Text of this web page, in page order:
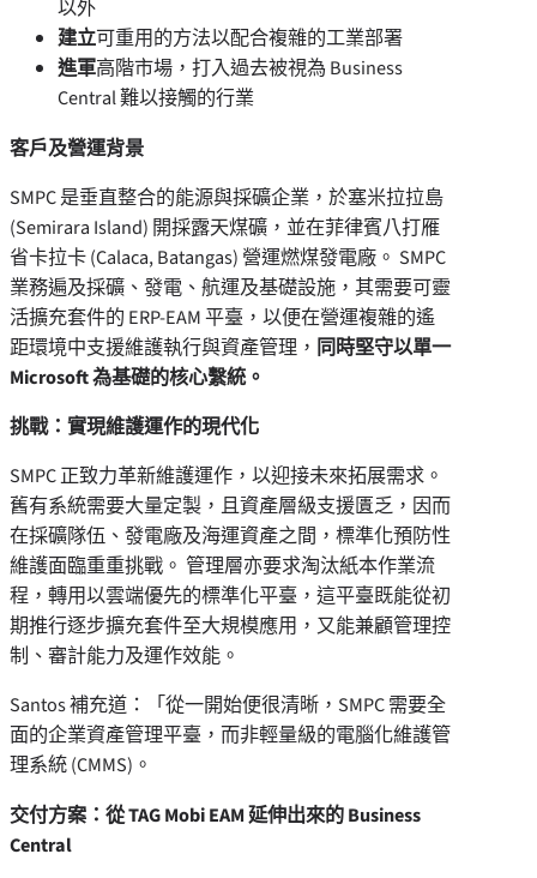
以外
建立可重用的方法以配合複雜的工業部署
進軍高階市場，打入過去被視為 Business
Central 難以接觸的行業
客戶及營運背景
SMPC 是垂直整合的能源與採礦企業，於塞米拉拉島
(Semirara Island) 開採露天煤礦，並在菲律賓八打雁
省卡拉卡 (Calaca, Batangas) 營運燃煤發電廠。 SMPC
業務遍及採礦、發電、航運及基礎設施，其需要可靈
活擴充套件的 ERP-EAM 平臺，以便在營運複雜的遙
距環境中支援維護執行與資產管理， 同時堅守以單一
Microsoft為基礎的核心繫統。
挑戰：實現維護運作的現代化
SMPC 正致力革新維護運作，以迎接未來拓展需求。
舊有系統需要大量定製，且資產層級支援匱乏，因而
在採礦隊伍、發電廠及海運資產之間，標準化預防性
維護面臨重重挑戰。 管理層亦要求淘汰紙本作業流
程，轉用以雲端優先的標準化平臺，這平臺既能從初
期推行逐步擴充套件至大規模應用，又能兼顧管理控
制、審計能力及運作效能。
Santos 補充道：「從一開始便很清晰，SMPC 需要全
面的企業資產管理平臺，而非輕量級的電腦化維護管
理系統 (CMMS)。
交付方案：從 TAG Mobi EAM 延伸出來的 Business
Central